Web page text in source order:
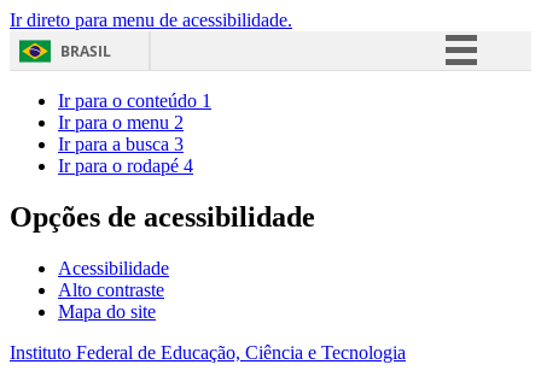
Ir direto para menu de acessibilidade.
BRASIL
Acesso à informação
Ir para o conteúdo 1
Ir para o menu 2
Ir para a busca 3
Ir para o rodapé 4
Opções de acessibilidade
Acessibilidade
Alto contraste
Mapa do site
Instituto Federal de Educação, Ciência e Tecnologia